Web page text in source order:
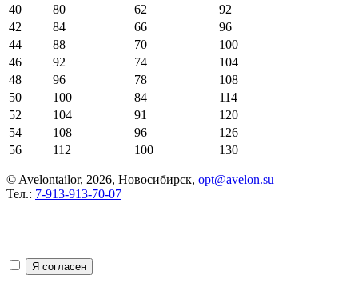
40
80 62
92
42
84 66
96
44
88 70
100
46
92 74
104
48
96 78
108
50
100 84
114
52
104 91
120
54
108 96
126
56
112 100 130
© Avelontailor, 2026, Новосибирск, opt@avelon.su
Тел.: 7-913-913-70-07